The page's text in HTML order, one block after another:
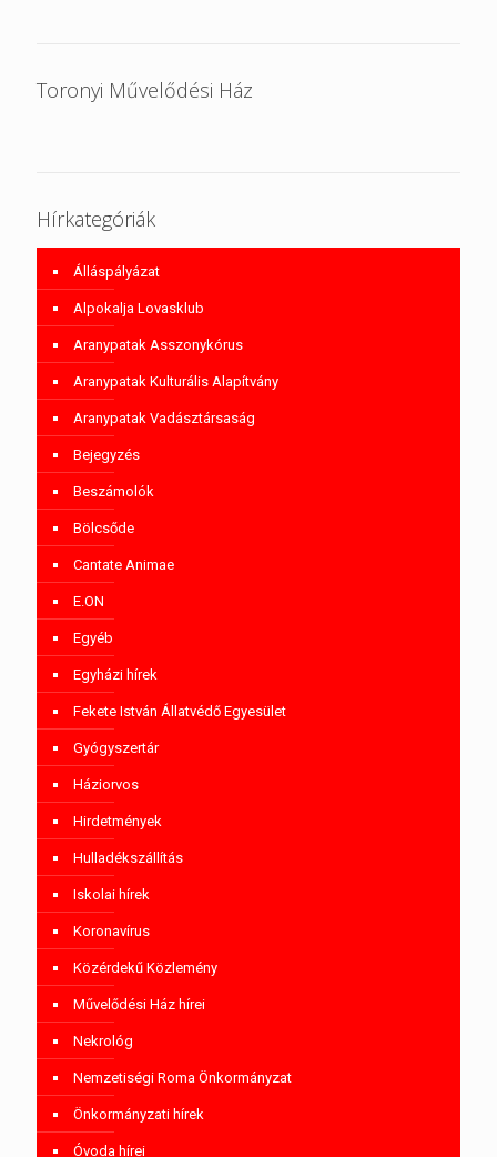
Toronyi Művelődési Ház
Hírkategóriák
Álláspályázat
Alpokalja Lovasklub
Aranypatak Asszonykórus
Aranypatak Kulturális Alapítvány
Aranypatak Vadásztársaság
Bejegyzés
Beszámolók
Bölcsőde
Cantate Animae
E.ON
Egyéb
Egyházi hírek
Fekete István Állatvédő Egyesület
Gyógyszertár
Háziorvos
Hirdetmények
Hulladékszállítás
Iskolai hírek
Koronavírus
Közérdekű Közlemény
Művelődési Ház hírei
Nekrológ
Nemzetiségi Roma Önkormányzat
Önkormányzati hírek
Óvoda hírei